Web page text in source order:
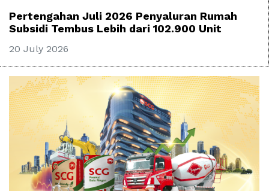
Pertengahan Juli 2026 Penyaluran Rumah
Subsidi Tembus Lebih dari 102.900 Unit
20 July 2026